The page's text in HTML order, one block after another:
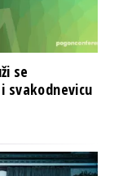
se
svakodnevicu